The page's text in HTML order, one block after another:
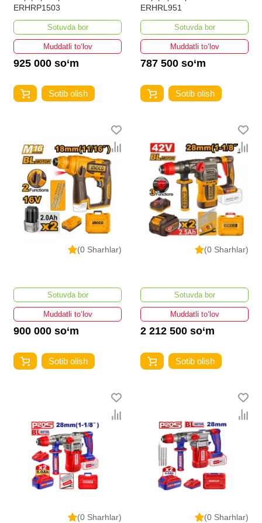
ERHRP1503
Sotuvda bor
Muddatli to‘lov
925 000 so‘m
Sotib olish
ERHRL951
Sotuvda bor
Muddatli to‘lov
787 500 so‘m
Sotib olish
(0 Sharhlar)
Sotuvda bor
Muddatli to‘lov
900 000 so‘m
Sotib olish
(0 Sharhlar)
Sotuvda bor
Muddatli to‘lov
2 212 500 so‘m
Sotib olish
(0 Sharhlar) (0 Sharhlar)